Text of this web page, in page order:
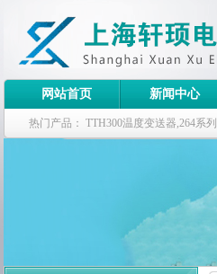
网站首页 新闻中心
热门产品： TTH300温度变送器,264系